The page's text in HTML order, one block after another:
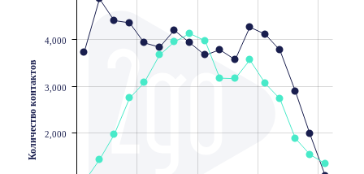
2,000
3,000
4,000
Количество контактов
JS chart by amCharts